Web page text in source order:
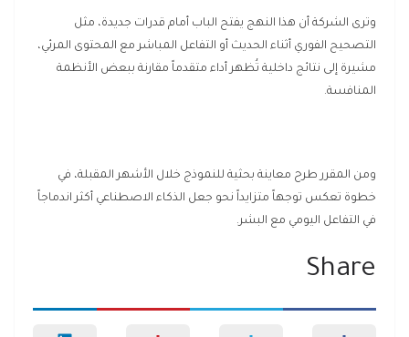
وترى الشركة أن هذا النهج يفتح الباب أمام قدرات جديدة، مثل
التصحيح الفوري أثناء الحديث أو التفاعل المباشر مع المحتوى المرئي،
مشيرة إلى نتائج داخلية تُظهر أداء متقدماً مقارنة ببعض الأنظمة
المنافسة.
ومن المقرر طرح معاينة بحثية للنموذج خلال الأشهر المقبلة، في
خطوة تعكس توجهاً متزايداً نحو جعل الذكاء الاصطناعي أكثر اندماجاً
في التفاعل اليومي مع البشر.
Share